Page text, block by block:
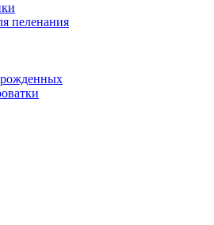
пеленания